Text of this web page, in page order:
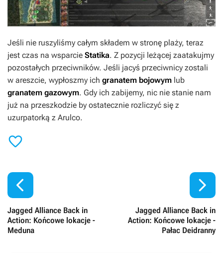
Jeśli nie ruszyliśmy całym składem w stronę plaży, teraz
jest czas na wsparcie Statika. Z pozycji leżącej zaatakujmy
pozostałych przeciwników. Jeśli jacyś przeciwnicy zostali
w areszcie, wypłoszmy ich granatem bojowym lub
granatem gazowym. Gdy ich zabijemy, nic nie stanie nam
już na przeszkodzie by ostatecznie rozliczyć się z
uzurpatorką z Arulco.


Jagged Alliance Back in
Action: Końcowe lokacje -
Meduna
Jagged Alliance Back in
Action: Końcowe lokacje -
Pałac Deidranny
